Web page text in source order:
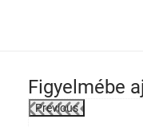
Figyelmébe
Previous